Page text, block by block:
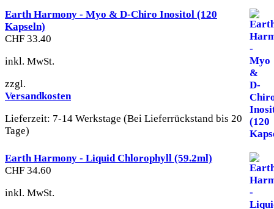
Earth Harmony - Myo & D-Chiro Inositol (120
Kapseln)
CHF 33.40
inkl. MwSt.
zzgl.
Versandkosten
Lieferzeit: 7-14 Werkstage (Bei Lieferrückstand bis 20
Tage)
Earth Harmony - Liquid Chlorophyll (59.2ml)
CHF 34.60
inkl. MwSt.